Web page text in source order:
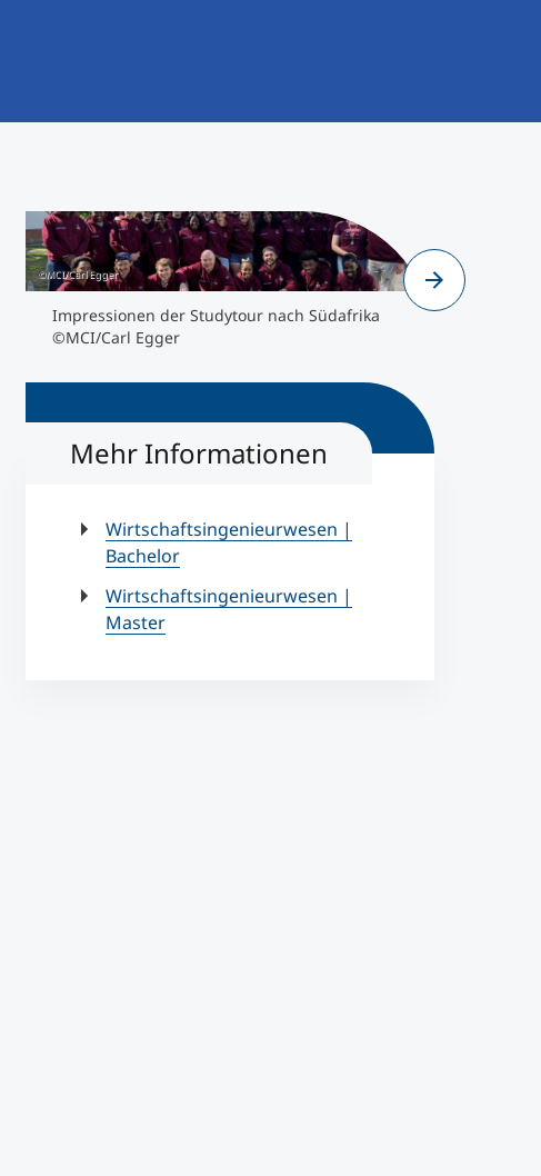
Impressionen der Studytour nach Südafrika
©MCI/Carl Egger
">©MCI/Carl Egger
Impressionen der Studytour nach Südafrika
©MCI/Carl Egger
Mehr Informationen
Wirtschaftsingenieurwesen |
Bachelor
Wirtschaftsingenieurwesen |
Master